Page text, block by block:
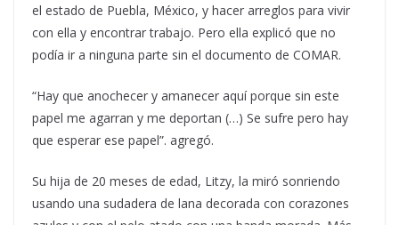
el estado de Puebla, México, y hacer arreglos para vivir
con ella y encontrar trabajo. Pero ella explicó que no
podía ir a ninguna parte sin el documento de COMAR.
“Hay que anochecer y amanecer aquí porque sin este
papel me agarran y me deportan (…) Se sufre pero hay
que esperar ese papel”. agregó.
Su hija de 20 meses de edad, Litzy, la miró sonriendo
usando una sudadera de lana decorada con corazones